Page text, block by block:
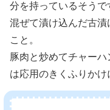
分を持っているそう
混ぜて漬け込んだ古
こと。
豚肉と炒めてチャー
は応用のきくふりかけ